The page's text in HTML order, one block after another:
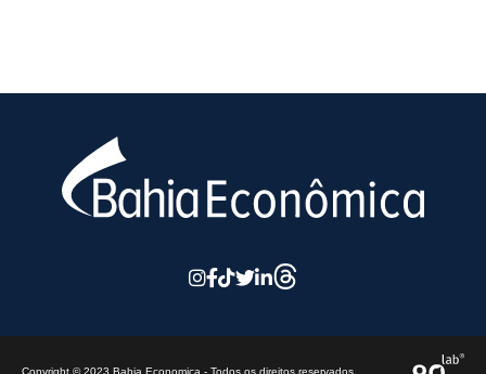
Copyright © 2023 Bahia Economica - Todos os direitos reservados.